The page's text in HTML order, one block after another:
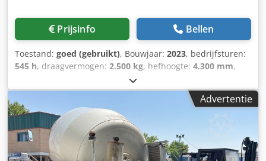
Prijsinfo Bellen
Toestand: goed (gebruikt), Bouwjaar: 2023, bedrijfsturen:
545 h, draagvermogen: 2.500 kg, hefhoogte: 4.300 mm,
, masttype:
2.340 mm, Toepassingsgebied: Interne logistiek
Chedoxakw Dspfx Ac Hsa Aantal ventielen: 3 Algemene
staat: zeer goed Technische staat: zeer goed Optische
staat: zeer goed Neem voor meer informatie contact op
met Pieter de Vries , , ) Aanvullende opties en accessoires
derde ventiel
Advertentie